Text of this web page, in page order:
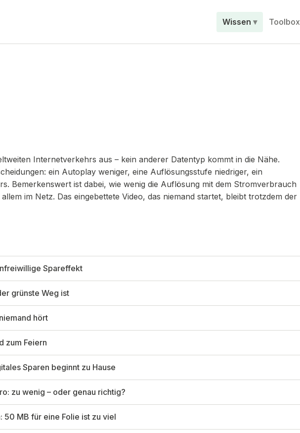
Wissen Toolbox
Internetverkehrs aus – kein anderer Datentyp kommt in die Nähe.
ein Autoplay weniger, eine Auflösungsstufe niedriger, ein
Bemerkenswert ist dabei, wie wenig die Auflösung mit dem Stromverbrauch
im Netz. Das eingebettete Video, das niemand startet, bleibt trotzdem der
Spareffekt
grünste Weg ist
hört
zum Feiern
Sparen beginnt zu Hause
zu wenig – oder genau richtig?
50 MB für eine Folie ist zu viel